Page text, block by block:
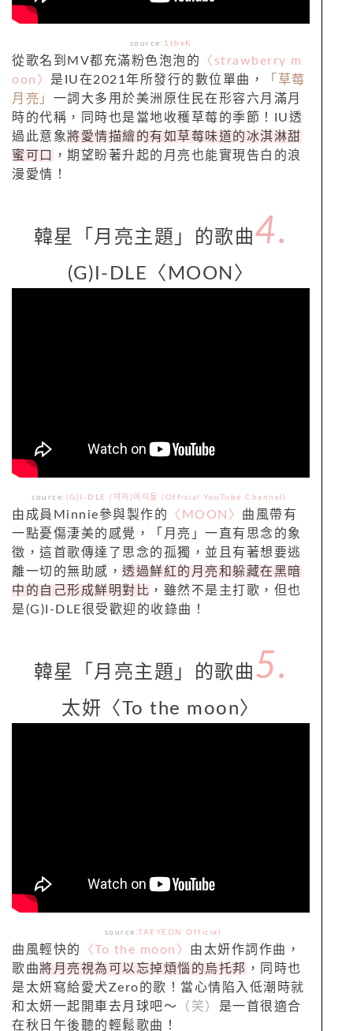
source: 1theK
從歌名到MV都充滿粉色泡泡的
〈strawberry m
oon〉 是IU在2021年所發行的數位單曲，
「草莓
月亮」 一詞大多用於美洲原住民在形容六月滿月
時的代稱，同時也是當地收穫草莓的季節！IU透
過此意象將愛情描繪的有如草莓味道的冰淇淋甜
蜜可口
，期望盼著升起的月亮也能實現告白的浪
漫愛情！
韓星「月亮主題」的歌曲4.
(G)I-DLE〈MOON〉
source: (G)I-DLE (여자)아이들 (Official YouTube Channel)
由成員Minnie參與製作的 〈MOON〉 曲風帶有
一點憂傷淒美的感覺，「月亮」一直有思念的象
徵，這首歌傳達了思念的孤獨，並且有著想要逃
離一切的無助感， 透過鮮紅的月亮和躲藏在黑暗
中的自己形成鮮明對比 ，雖然不是主打歌，但也
是(G)I-DLE很受歡迎的收錄曲！
韓星「月亮主題」的歌曲 5.
太妍〈To the moon〉
source:TAEYEON Official
曲風輕快的 〈To the moon〉 由太妍作詞作曲，
歌曲將月亮視為可以忘掉煩惱的烏托邦 ，同時也
是太妍寫給愛犬Zero的歌！當心情陷入低潮時就
和太妍一起開車去月球吧～
（笑） 是一首很適合
在秋日午後聽的輕鬆歌曲！